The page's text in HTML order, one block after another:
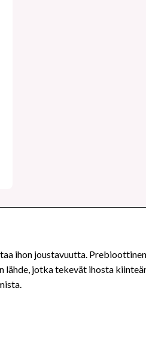
ihon joustavuutta.
jotka tekevät ihosta